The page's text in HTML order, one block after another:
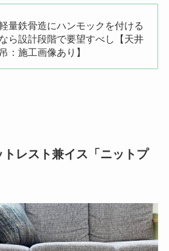
量鉄骨造にハンモックを付ける
なら設計段階で要望すべし【天井
吊：施工画像あり】
トレスト兼イス「ニットプ